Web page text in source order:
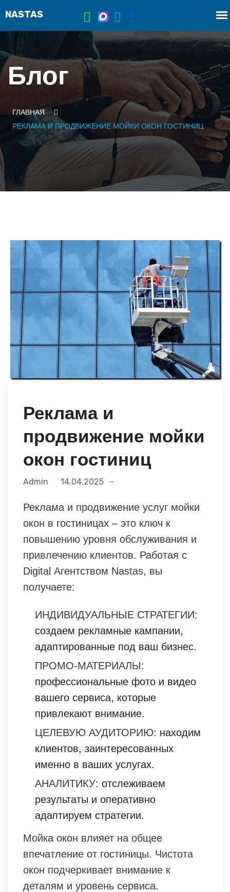
Блог
ГЛАВНАЯ
РЕКЛАМА И ПРОДВИЖЕНИЕ МОЙКИ ОКОН ГОСТИНИЦ
Реклама и
продвижение мойки
окон гостиниц
Admin 14.04.2025
Реклама и продвижение услуг мойки
окон в гостиницах – это ключ к
повышению уровня обслуживания и
привлечению клиентов. Работая с
Digital Агентством Nastas, вы
получаете:
ИНДИВИДУАЛЬНЫЕ СТРАТЕГИИ:
создаем рекламные кампании,
адаптированные под ваш бизнес.
ПРОМО-МАТЕРИАЛЫ:
профессиональные фото и видео
вашего сервиса, которые
привлекают внимание.
ЦЕЛЕВУЮ АУДИТОРИЮ: находим
клиентов, заинтересованных
именно в ваших услугах.
АНАЛИТИКУ: отслеживаем
результаты и оперативно
адаптируем стратегии.
Мойка окон влияет на общее
впечатление от гостиницы. Чистота
окон подчеркивает внимание к
деталям и уровень сервиса.